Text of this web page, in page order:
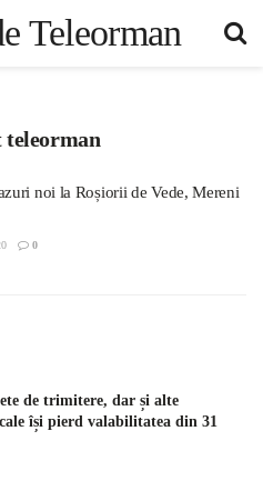
teleorman
noi la Roșiorii de Vede, Mereni
0
de trimitere, dar și alte
își pierd valabilitatea din 31